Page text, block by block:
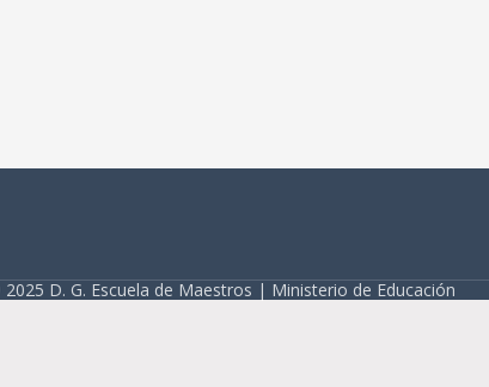
D. G. Escuela de Maestros | Ministerio de Educación